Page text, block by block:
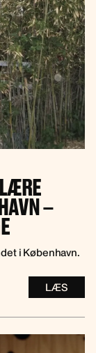
–
i København.
LÆS